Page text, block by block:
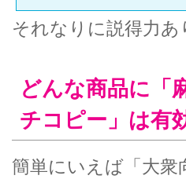
それなりに説得力あ
どんな商品に「
チコピー」は有
簡単にいえば「大衆